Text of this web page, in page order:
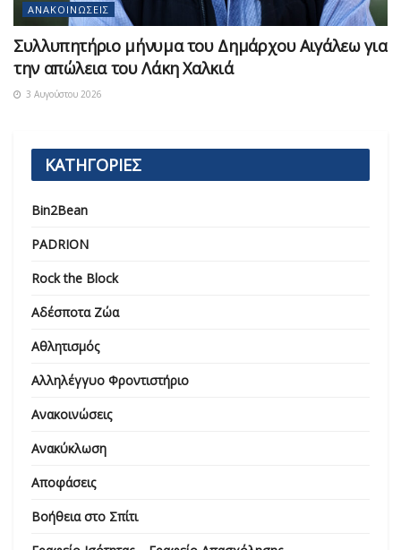
ΑΝΑΚΟΙΝΏΣΕΙΣ
Συλλυπητήριο μήνυμα του Δημάρχου Αιγάλεω για
την απώλεια του Λάκη Χαλκιά
3 Αυγούστου 2026
ΚΑΤΗΓΟΡΙΕΣ
Bin2Bean
PADRION
Rock the Block
Αδέσποτα Ζώα
Αθλητισμός
Αλληλέγγυο Φροντιστήριο
Ανακοινώσεις
Ανακύκλωση
Αποφάσεις
Βοήθεια στο Σπίτι